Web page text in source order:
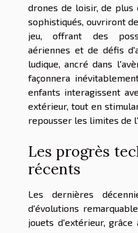
drones de loisir, de plus
sophistiqués, ouvriront
jeu, offrant des
aériennes et de défis
ludique, ancré dans
façonnera
enfants interagissent
extérieur, tout en
repousser les limites de
Les progrès
récents
Les dernières
d'évolutions
jouets d'extérieur,